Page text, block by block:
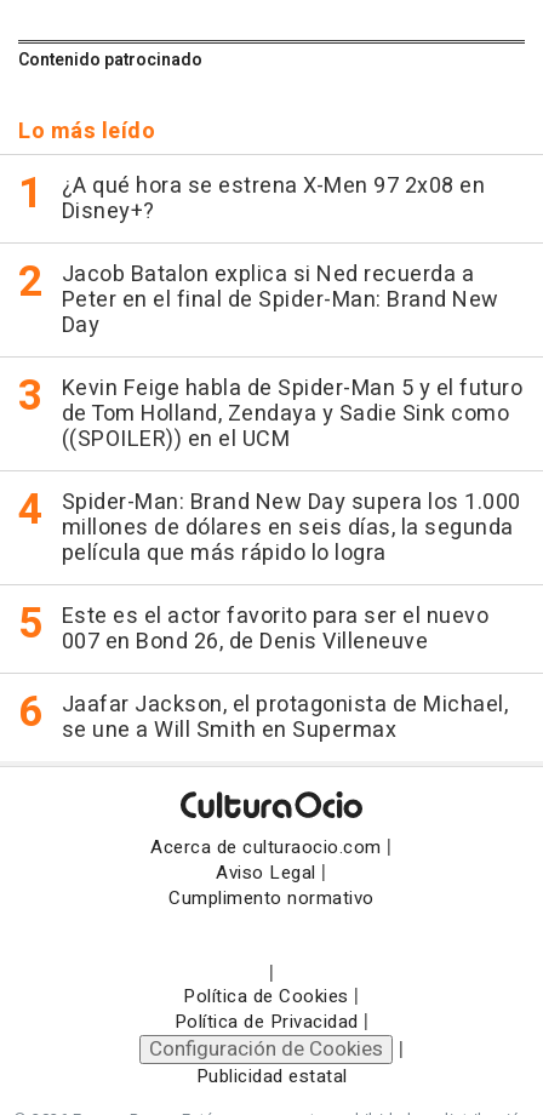
Contenido patrocinado
Lo más leído
¿A qué hora se estrena X-Men 97 2x08 en
Disney+?
Jacob Batalon explica si Ned recuerda a
Peter en el final de Spider-Man: Brand New
Day
Kevin Feige habla de Spider-Man 5 y el futuro
de Tom Holland, Zendaya y Sadie Sink como
((SPOILER)) en el UCM
Spider-Man: Brand New Day supera los 1.000
millones de dólares en seis días, la segunda
película que más rápido lo logra
Este es el actor favorito para ser el nuevo
007 en Bond 26, de Denis Villeneuve
Jaafar Jackson, el protagonista de Michael,
se une a Will Smith en Supermax
Acerca de culturaocio.com |
Aviso Legal |
Cumplimento normativo
|
Política de Cookies |
Política de Privacidad |
Configuración de Cookies |
Publicidad estatal